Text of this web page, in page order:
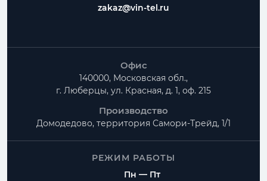
Можно ли собрать весь комплект вентиляции?
zakaz@vin-tel.ru
Офис
140000, Московская обл.,
г. Люберцы, ул. Красная, д. 1, оф. 215
Производство
Домодедово, территория Самори-Трейд, 1/1
РЕЖИМ РАБОТЫ
Пн — Пт